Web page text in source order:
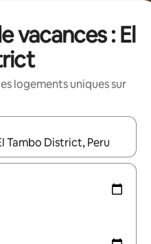
vacances : El
logements uniques sur
affichés, parcourez-les en